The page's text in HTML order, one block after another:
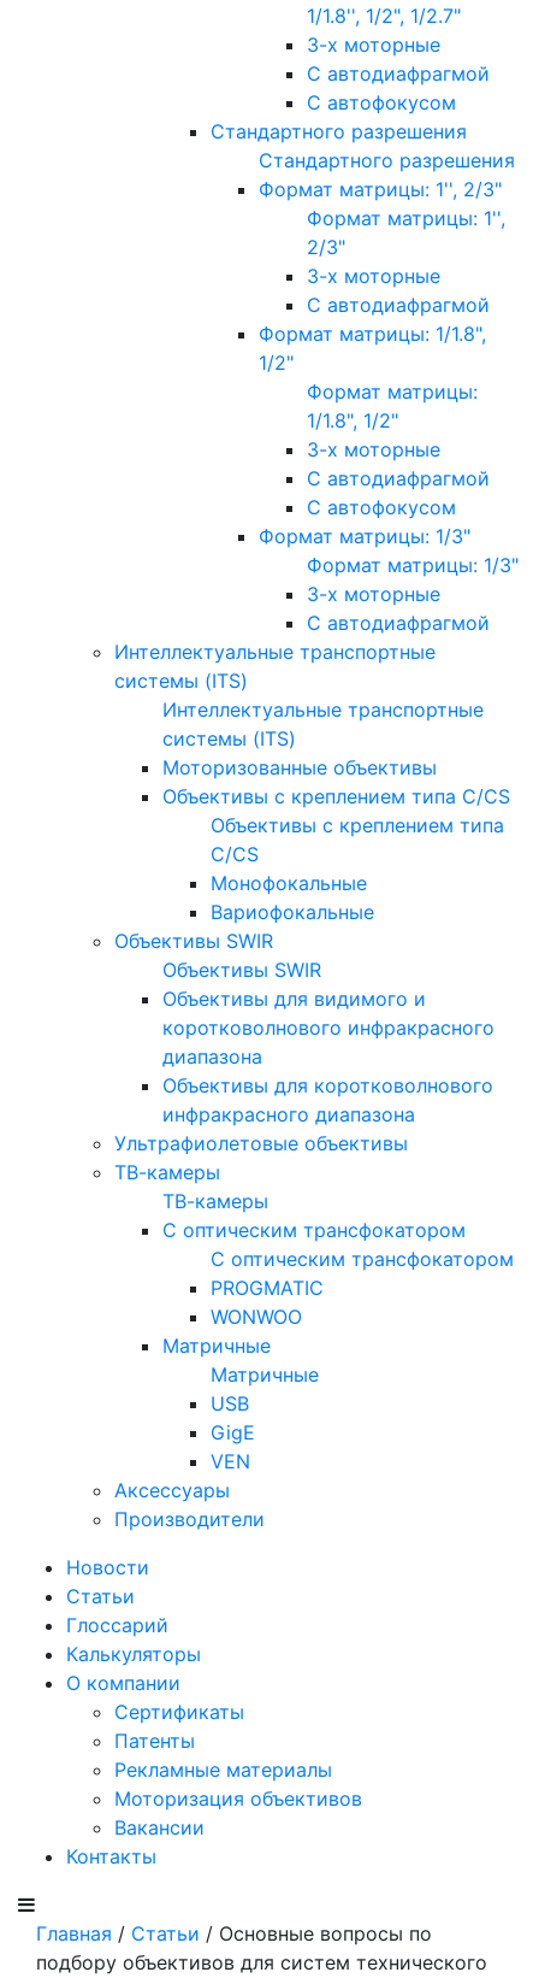
1/1.8'', 1/2", 1/2.7"
3-х моторные
С автодиафрагмой
С автофокусом
Стандартного разрешения
Стандартного разрешения
Формат матрицы: 1'', 2/3"
Формат матрицы: 1'',
2/3"
3-х моторные
С автодиафрагмой
Формат матрицы: 1/1.8",
1/2"
Формат матрицы:
1/1.8", 1/2"
3-х моторные
С автодиафрагмой
С автофокусом
Формат матрицы: 1/3"
Формат матрицы: 1/3"
3-х моторные
С автодиафрагмой
Интеллектуальные транспортные
системы (ITS)
Интеллектуальные транспортные
системы (ITS)
Моторизованные объективы
Объективы с креплением типа C/CS
Объективы с креплением типа
C/CS
Монофокальные
Вариофокальные
Объективы SWIR
Объективы SWIR
Объективы для видимого и
коротковолнового инфракрасного
диапазона
Объективы для коротковолнового
инфракрасного диапазона
Ультрафиолетовые объективы
ТВ-камеры
ТВ-камеры
С оптическим трансфокатором
С оптическим трансфокатором
PROGMATIC
WONWOO
Матричные
Матричные
USB
GigE
VEN
Аксессуары
Производители
Новости
Статьи
Глоссарий
Калькуляторы
О компании
Сертификаты
Патенты
Рекламные материалы
Моторизация объективов
Вакансии
Контакты
Главная / Статьи / Основные вопросы по
подбору объективов для систем технического